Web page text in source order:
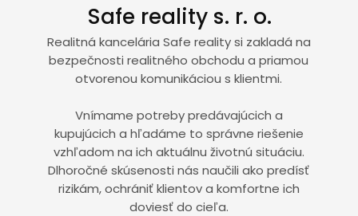
Safe reality s. r. o.
Realitná kancelária Safe reality si zakladá na
bezpečnosti realitného obchodu a priamou
otvorenou komunikáciou s klientmi.
Vnímame potreby predávajúcich a
kupujúcich a hľadáme to správne riešenie
vzhľadom na ich aktuálnu životnú situáciu.
Dlhoročné skúsenosti nás naučili ako predísť
rizikám, ochrániť klientov a komfortne ich
doviesť do cieľa.